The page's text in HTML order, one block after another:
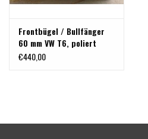
Frontbügel / Bullfänger
60 mm VW T6, poliert
€440,00